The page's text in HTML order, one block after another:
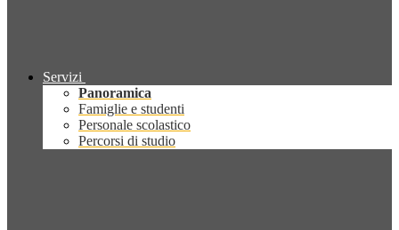
Servizi
Panoramica
Famiglie e studenti
Personale scolastico
Percorsi di studio